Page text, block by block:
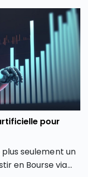
dynamique
record de
envolée du
l’indice
CAC 40 peut-
s’attendre à une
pour
plus seulement un
en Bourse via